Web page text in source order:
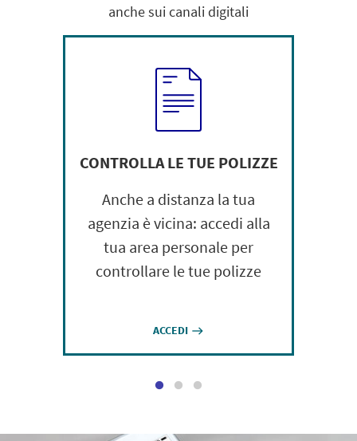
anche sui canali digitali
CONTROLLA LE TUE POLIZZE
Anche a distanza la tua
agenzia è vicina: accedi alla
tua area personale per
controllare le tue polizze
ACCEDI east